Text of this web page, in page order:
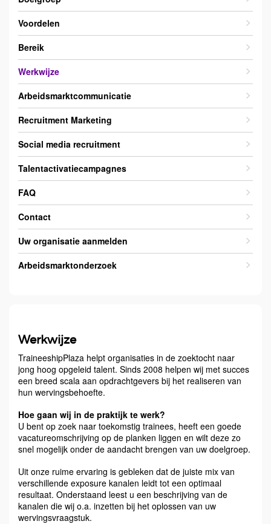
Voordelen
Bereik
Werkwijze
Arbeidsmarktcommunicatie
Recruitment Marketing
Social media recruitment
Talentactivatiecampagnes
FAQ
Contact
Uw organisatie aanmelden
Arbeidsmarktonderzoek
Werkwijze
TraineeshipPlaza helpt organisaties in de zoektocht naar
jong hoog opgeleid talent. Sinds 2008 helpen wij met succes
een breed scala aan opdrachtgevers bij het realiseren van
hun wervingsbehoefte.
Hoe gaan wij in de praktijk te werk?
U bent op zoek naar toekomstig trainees, heeft een goede
vacatureomschrijving op de planken liggen en wilt deze zo
snel mogelijk onder de aandacht brengen van uw doelgroep.
Uit onze ruime ervaring is gebleken dat de juiste mix van
verschillende exposure kanalen leidt tot een optimaal
resultaat. Onderstaand leest u een beschrijving van de
kanalen die wij o.a. inzetten bij het oplossen van uw
wervingsvraagstuk.